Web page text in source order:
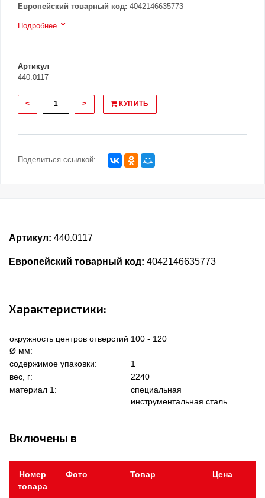
Европейский товарный код: 4042146635773
Подробнее
Артикул
440.0117
< > КУПИТЬ
Поделиться ссылкой:
Артикул: 440.0117
Европейский товарный код: 4042146635773
Характеристики:
окружность центров отверстий
Ø мм:
100 - 120
содержимое упаковки:
1
вес, г:
2240
материал 1:
специальная
инструментальная сталь
Включены в
Номер
товара
Фото Товар Цена